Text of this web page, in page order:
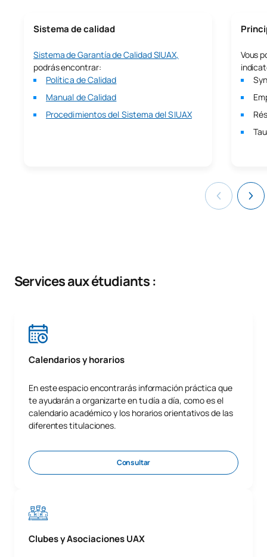
Sistema de calidad
Sistema de Garantía de Calidad SIUAX,
podrás encontrar:
Política de Calidad
Manual de Calidad
Procedimientos del Sistema del SIUAX
Vous
Services aux étudiants :
Calendarios y horarios
En este espacio encontrarás información práctica que
te ayudarán a organizarte en tu día a día, como es el
calendario académico y los horarios orientativos de las
diferentes titulaciones.
Consultar
Clubes y Asociaciones UAX